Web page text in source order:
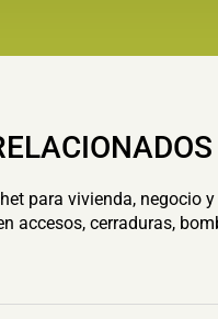
para vivienda, negocio
accesos, cerraduras,